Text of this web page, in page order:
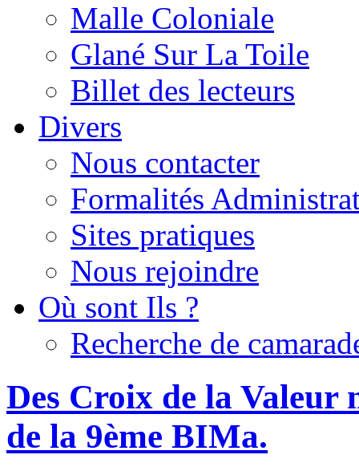
Malle Coloniale
Glané Sur La Toile
Billet des lecteurs
Divers
Nous contacter
Formalités
Sites pratiques
Nous rejoindre
Où sont Ils ?
Recherche de
Des Croix de la
de la 9ème BIMa.